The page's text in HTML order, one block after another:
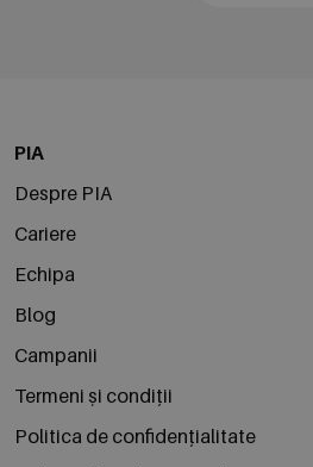
PIA
Despre PIA
Cariere
Echipa
Blog
Campanii
Termeni și condiții
Politica de confidențialitate